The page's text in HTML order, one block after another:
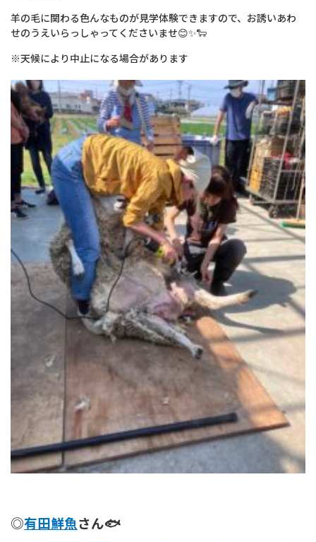
羊の毛に関わる色んなものが見学体験できますので、お誘いあわ
せのうえいらっしゃってくださいませ😊✨🐑
※天候により中止になる場合があります
◎有田鮮魚さん🐟